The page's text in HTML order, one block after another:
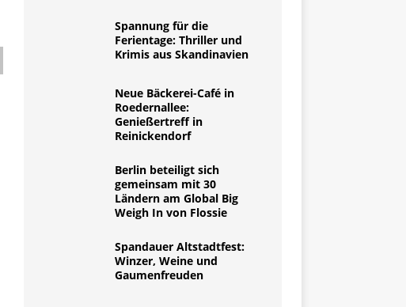
Spannung für die
Ferientage: Thriller und
Krimis aus Skandinavien
Neue Bäckerei-Café in
Roedernallee:
Genießertreff in
Reinickendorf
Berlin beteiligt sich
gemeinsam mit 30
Ländern am Global Big
Weigh In von Flossie
Spandauer Altstadtfest:
Winzer, Weine und
Gaumenfreuden